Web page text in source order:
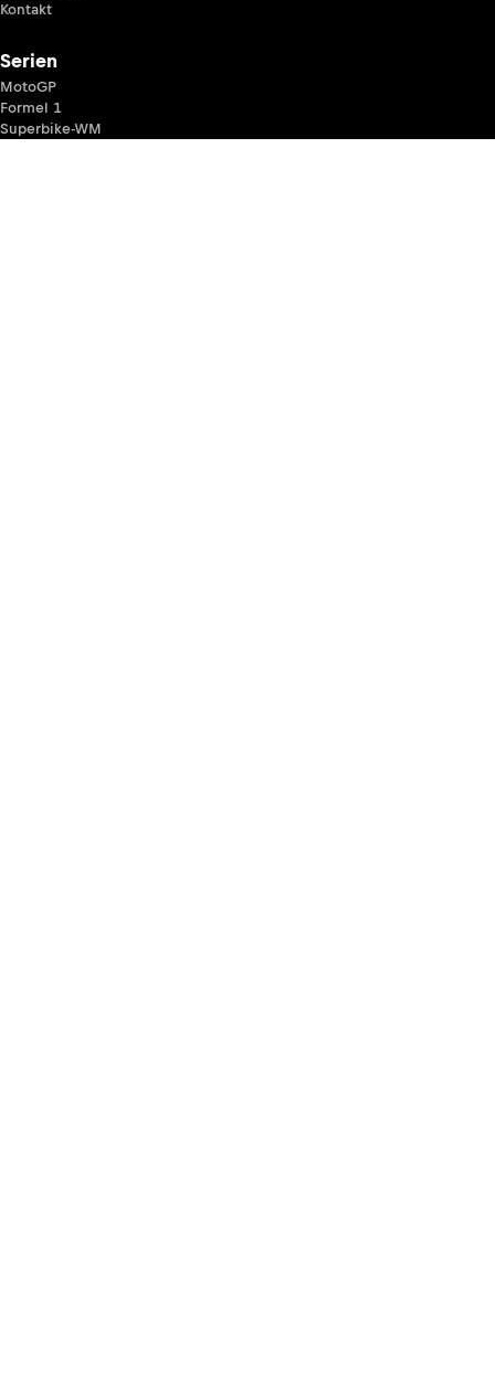
Kontakt
Serien
MotoGP
Formel 1
Superbike-WM